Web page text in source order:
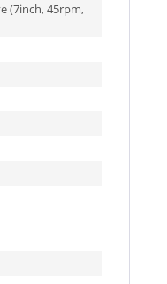
(7inch, 45rpm,